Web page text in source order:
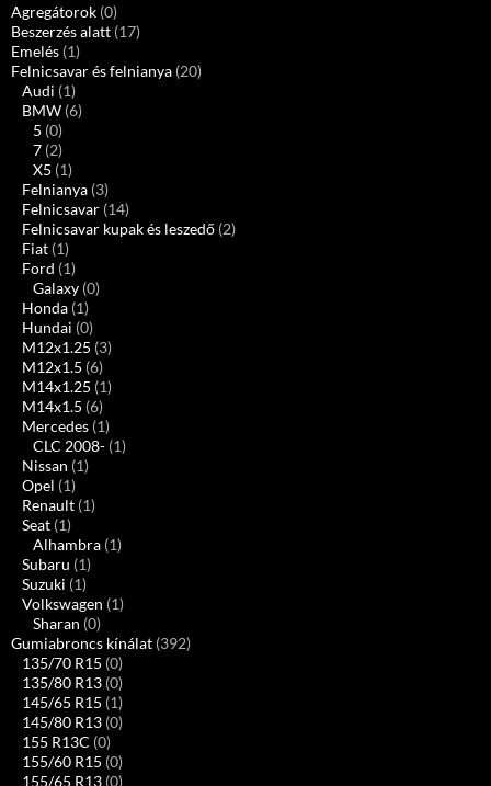
Agregátorok (0)
Beszerzés alatt (17)
Emelés (1)
Felnicsavar és felnianya (20)
Audi (1)
BMW (6)
5 (0)
7 (2)
X5 (1)
Felnianya (3)
Felnicsavar (14)
Felnicsavar kupak és leszedő (2)
Fiat (1)
Ford (1)
Galaxy (0)
Honda (1)
Hundai (0)
M12x1.25 (3)
M12x1.5 (6)
M14x1.25 (1)
M14x1.5 (6)
Mercedes (1)
CLC 2008- (1)
Nissan (1)
Opel (1)
Renault (1)
Seat (1)
Alhambra (1)
Subaru (1)
Suzuki (1)
Volkswagen (1)
Sharan (0)
Gumiabroncs kínálat (392)
135/70 R15 (0)
135/80 R13 (0)
145/65 R15 (1)
145/80 R13 (0)
155 R13C (0)
155/60 R15 (0)
155/65 R13 (0)